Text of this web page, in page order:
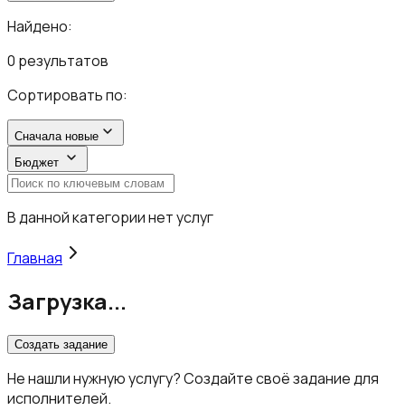
Найдено:
0 результатов
Сортировать по:
Сначала новые
Бюджет
В данной категории нет услуг
Главная
Загрузка...
Создать задание
Не нашли нужную услугу? Создайте своё задание для
исполнителей.